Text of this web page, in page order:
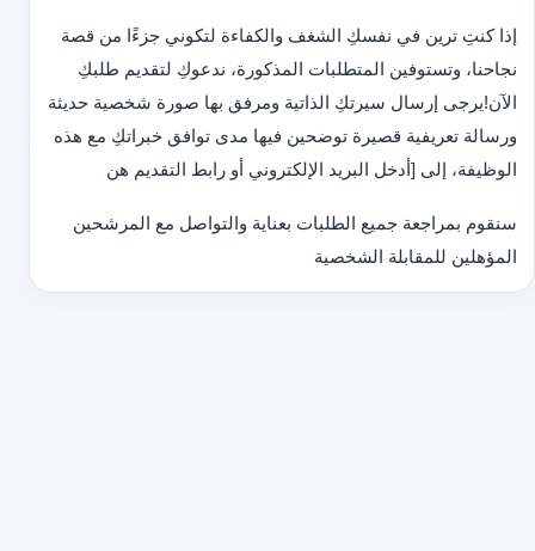
إذا كنتِ ترين في نفسكِ الشغف والكفاءة لتكوني جزءًا من قصة
نجاحنا، وتستوفين المتطلبات المذكورة، ندعوكِ لتقديم طلبكِ
الآن!يرجى إرسال سيرتكِ الذاتية ومرفق بها صورة شخصية حديثة
ورسالة تعريفية قصيرة توضحين فيها مدى توافق خبراتكِ مع هذه
الوظيفة، إلى [أدخل البريد الإلكتروني أو رابط التقديم هن
سنقوم بمراجعة جميع الطلبات بعناية والتواصل مع المرشحين
المؤهلين للمقابلة الشخصية